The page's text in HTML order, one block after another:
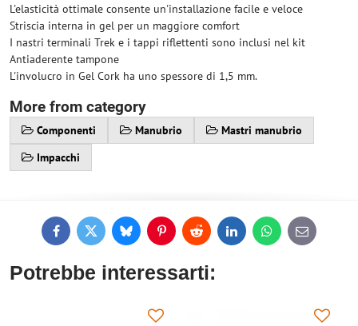
L'elasticità ottimale consente un'installazione facile e veloce
Striscia interna in gel per un maggiore comfort
I nastri terminali Trek e i tappi riflettenti sono inclusi nel kit
Antiaderente tampone
L'involucro in Gel Cork ha uno spessore di 1,5 mm.
More from category
Componenti Manubrio
Mastri manubrio
Impacchi
FacebookTwitterBlueskyPinterestReddit LinkedInWhatsApp
E-
mail
Potrebbe interessarti: